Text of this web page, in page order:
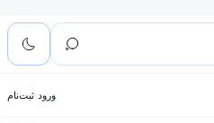
ورود ثبت‌نام